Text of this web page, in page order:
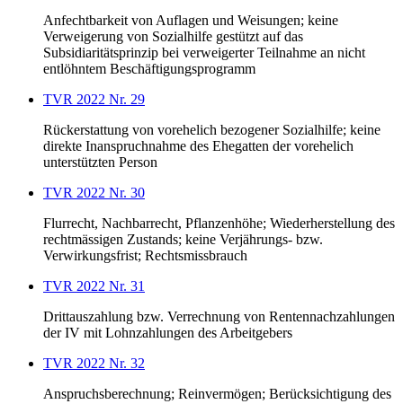
Anfechtbarkeit von Auflagen und Weisungen; keine
Verweigerung von Sozialhilfe gestützt auf das
Subsidiaritätsprinzip bei verweigerter Teilnahme an nicht
entlöhntem Beschäftigungsprogramm
TVR 2022 Nr. 29
Rückerstattung von vorehelich bezogener Sozialhilfe; keine
direkte Inanspruchnahme des Ehegatten der vorehelich
unterstützten Person
TVR 2022 Nr. 30
Flurrecht, Nachbarrecht, Pflanzenhöhe; Wiederherstellung des
rechtmässigen Zustands; keine Verjährungs- bzw.
Verwirkungsfrist; Rechtsmissbrauch
TVR 2022 Nr. 31
Drittauszahlung bzw. Verrechnung von Rentennachzahlungen
der IV mit Lohnzahlungen des Arbeitgebers
TVR 2022 Nr. 32
Anspruchsberechnung; Reinvermögen; Berücksichtigung des